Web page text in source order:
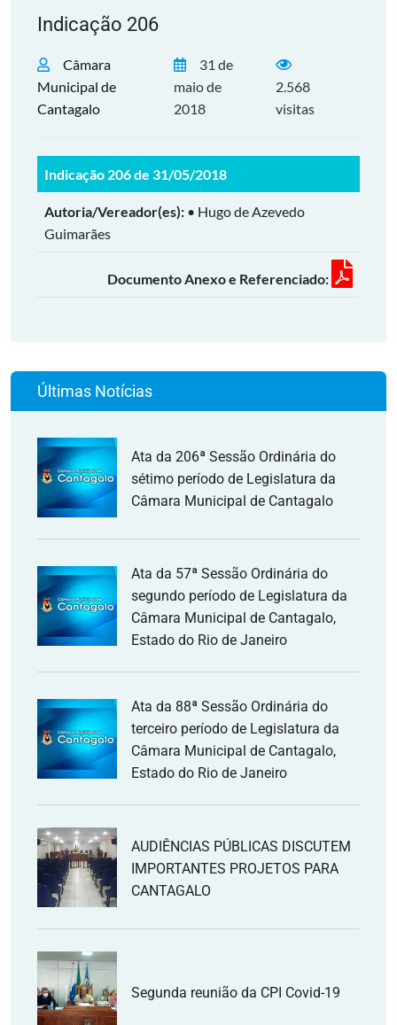
Indicação 206
Câmara
Municipal de
Cantagalo
31 de
maio de
2018
2.568
visitas
Indicação 206 de 31/05/2018
Autoria/Vereador(es): • Hugo de Azevedo
Guimarães
Documento Anexo e Referenciado:
Últimas Notícias
Ata da 206ª Sessão Ordinária do
sétimo período de Legislatura da
Câmara Municipal de Cantagalo
Ata da 57ª Sessão Ordinária do
segundo período de Legislatura da
Câmara Municipal de Cantagalo,
Estado do Rio de Janeiro
Ata da 88ª Sessão Ordinária do
terceiro período de Legislatura da
Câmara Municipal de Cantagalo,
Estado do Rio de Janeiro
AUDIÊNCIAS PÚBLICAS DISCUTEM
IMPORTANTES PROJETOS PARA
CANTAGALO
Segunda reunião da CPI Covid-19